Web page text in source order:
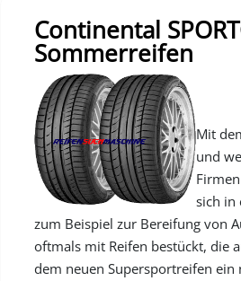
Continental
Sommerreifen
Mit
und
sich in
zum Beispiel zur Bereifung von
oftmals mit Reifen bestückt, die
dem neuen Supersportreifen ein